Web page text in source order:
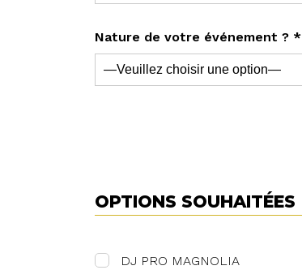
Nature de votre événement ? *
OPTIONS SOUHAITÉES
DJ PRO MAGNOLIA